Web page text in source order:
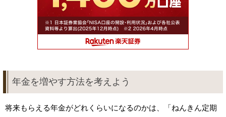
年金を増やす方法を考えよう
将来もらえる年金がどれくらいになるのかは、「ねんきん定期